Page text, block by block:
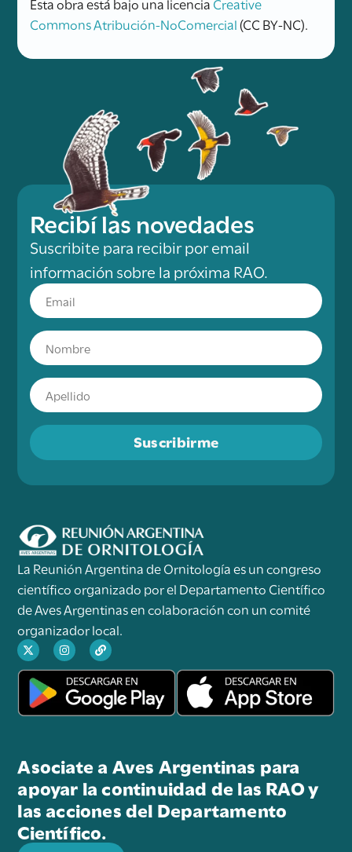
Commons Atribución-NoComercial(CC BY-NC).
Recibí las novedades
Suscribite para recibir por email
información sobre la próxima RAO.
Suscribirme
La Reunión Argentina de Ornitología es un congreso
científico organizado por el Departamento Científico
de Aves Argentinas en colaboración con un comité
organizador local.
Asociate a Aves Argentinas para
apoyar la continuidad de las RAO y
las acciones del Departamento
Científico.